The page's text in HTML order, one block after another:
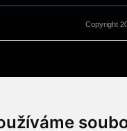
Copyright